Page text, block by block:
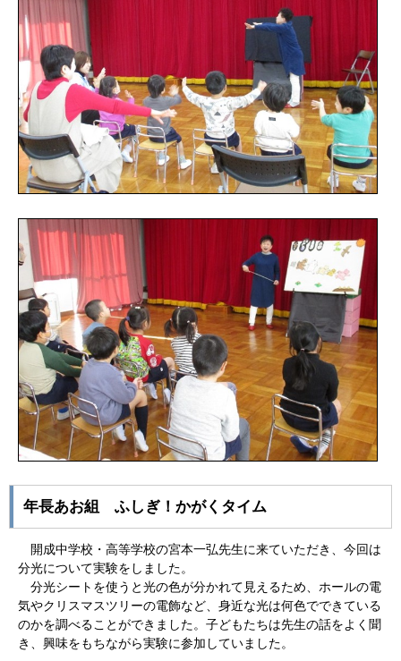
年長あお組 ふしぎ！かがくタイム
開成中学校・高等学校の宮本一弘先生に来ていただき、今回は
分光について実験をしました。
分光シートを使うと光の色が分かれて見えるため、ホールの電
気やクリスマスツリーの電飾など、身近な光は何色でできている
のかを調べることができました。子どもたちは先生の話をよく聞
き、興味をもちながら実験に参加していました。